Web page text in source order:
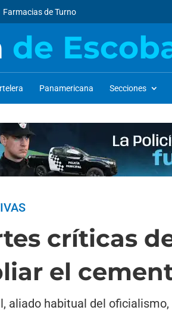
Farmacias de Turno
de
Panamericana Secciones
críticas
el
aliado habitual del